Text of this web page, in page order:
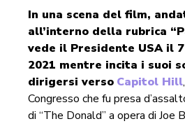
In una scena del film,
all’interno della rubrica
vede il Presidente USA il
2021 mentre incita i suoi
dirigersi verso Capitol Hill
Congresso che fu presa
di “The Donald” a opera di Joe